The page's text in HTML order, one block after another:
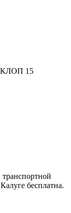
15
бесплатна.